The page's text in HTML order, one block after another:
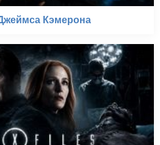
Кэмерона